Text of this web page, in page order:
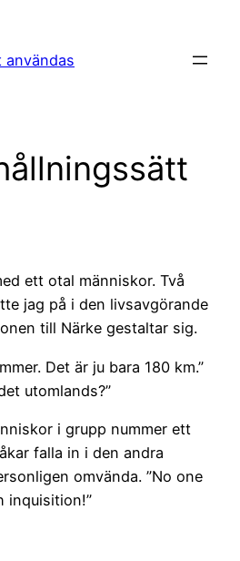
ett otal människor. Två
jag på i den livsavgörande
till Närke gestaltar sig.
Det är ju bara 180 km.”
utomlands?”
i grupp nummer ett
falla in i den andra
omvända. ”No one
inquisition!”